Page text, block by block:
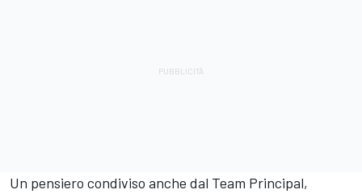
Un pensiero condiviso anche dal Team Principal,